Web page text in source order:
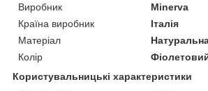
Виробник
Minerva
Країна виробник
Італія
Матеріал
Колір
Користувальницькі характеристики